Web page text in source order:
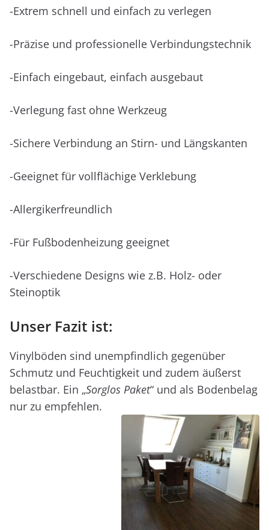
-Extrem schnell und einfach zu verlegen
-Präzise und professionelle Verbindungstechnik
-Einfach eingebaut, einfach ausgebaut
-Verlegung fast ohne Werkzeug
-Sichere Verbindung an Stirn- und Längskanten
-Geeignet für vollflächige Verklebung
-Allergikerfreundlich
-Für Fußbodenheizung geeignet
-Verschiedene Designs wie z.B. Holz- oder
Steinoptik
Unser Fazit ist:
Vinylböden sind unempfindlich gegenüber
Schmutz und Feuchtigkeit und zudem äußerst
belastbar. Ein „Sorglos Paket“ und als Bodenbelag
nur zu empfehlen.